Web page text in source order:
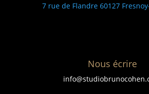
7 rue de Flandre 60127
Nous écrire